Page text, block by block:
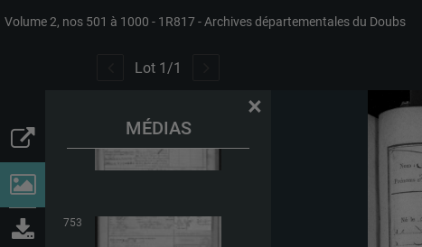
Volume 2, nos 501 à 1000 1R817 Archives départementales du Doubs
Lot 1 /1
MÉDIAS
×
753